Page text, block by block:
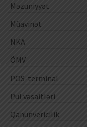
Məzuniyyət
Müavinət
NKA
ÖMV
POS-terminal
Pul vəsaitləri
Qanunvericilik